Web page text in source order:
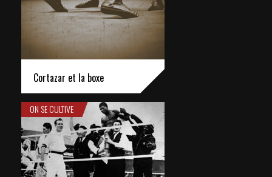
Cortazar et la boxe
ON SE CULTIVE